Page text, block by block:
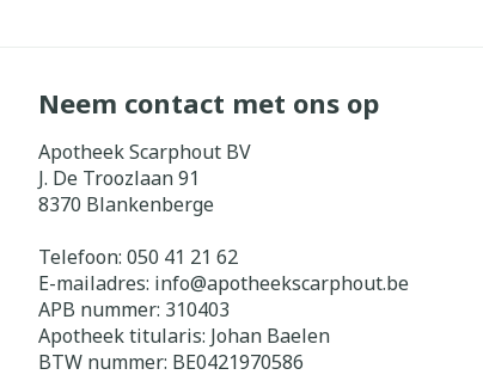
Neem contact met ons op
Apotheek Scarphout BV
J. De Troozlaan 91
8370 Blankenberge
Telefoon: 050 41 21 62
E-mailadres: info@apotheekscarphout.be
APB nummer: 310403
Apotheek titularis: Johan Baelen
BTW nummer: BE0421970586